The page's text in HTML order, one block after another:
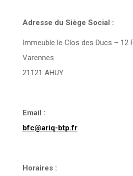
Adresse du Siège Social :
Immeuble le Clos des Ducs – 12
Varennes
21121 AHUY
Email :
bfc@ariq-btp.fr
Horaires :